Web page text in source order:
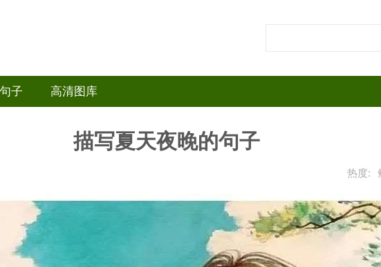
子 高清图库
描写夏天夜晚的句子
热度: